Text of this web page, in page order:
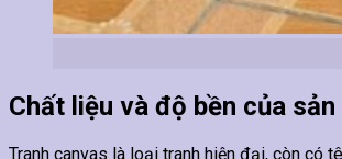
Chất liệu và độ bền của sản
Tranh canvas là loại tranh hiện đại, còn có